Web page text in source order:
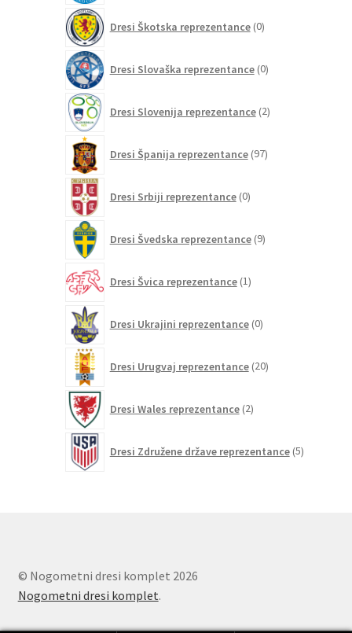
Dresi Škotska reprezentance 0izdelkov
Dresi Slovaška reprezentance 0izdelkov
Dresi Slovenija reprezentance 2izdelka
Dresi Španija reprezentance 97izdelkov
Dresi Srbiji reprezentance 0izdelkov
Dresi Švedska reprezentance 9izdelkov
Dresi Švica reprezentance 1izdelek
Dresi Ukrajini reprezentance 0izdelkov
Dresi Urugvaj reprezentance 20izdelkov
Dresi Wales reprezentance 2izdelka
Dresi Združene države reprezentance 5izdelkov
© Nogometni dresi komplet 2026
Nogometni dresi komplet.